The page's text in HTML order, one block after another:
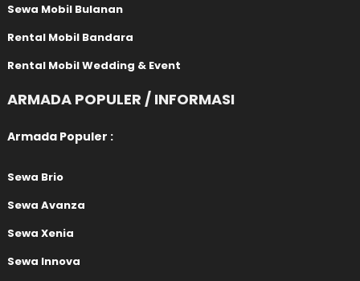
Sewa Mobil Bulanan
Rental Mobil Bandara
Rental Mobil Wedding & Event
ARMADA POPULER / INFORMASI
Armada Populer :
Sewa Brio
Sewa Avanza
Sewa Xenia
Sewa Innova